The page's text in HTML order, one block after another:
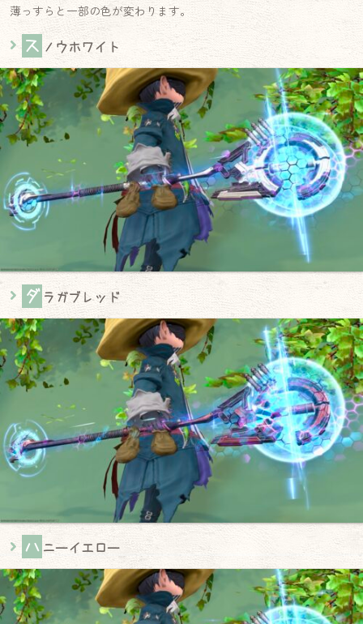
薄っすらと一部の色が変わります。
ス ノウホワイト
ダ ラガブレッド
ハ ニーイエロー